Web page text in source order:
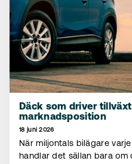
Däck som driver
marknadsposition
18 juni 2026
När miljontals bilägare
handlar det sällan bara om